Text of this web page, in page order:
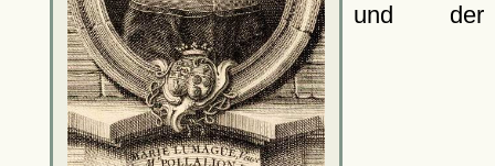
und der